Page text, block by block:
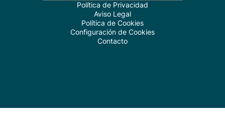
Política de Privacidad
Aviso Legal
Política de Cookies
Configuración de Cookies
Contacto